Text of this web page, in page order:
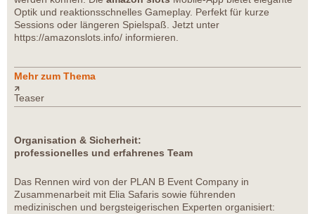
Optik und reaktionsschnelles Gameplay. Perfekt für kurze
Sessions oder längeren Spielspaß. Jetzt unter
https://amazonslots.info/ informieren.
Mehr zum Thema
Teaser
Organisation & Sicherheit:
professionelles und erfahrenes Team
Das Rennen wird von der PLAN B Event Company in
Zusammenarbeit mit Elia Safaris sowie führenden
medizinischen und bergsteigerischen Experten organisiert: